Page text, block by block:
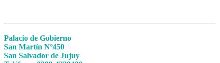
Palacio de Gobierno
San Martín Nº450
San Salvador de Jujuy